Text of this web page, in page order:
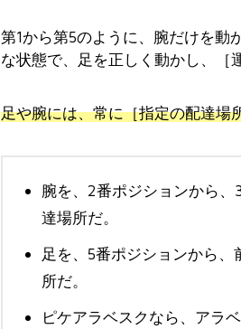
第1から第5のように、腕だけを動
な状態で、足を正しく動かし、［
足や腕には、常に［指定の配達場
腕を、2番ポジションから
達場所だ。
足を、5番ポジションから
所だ。
ピケアラベスクなら、アラ